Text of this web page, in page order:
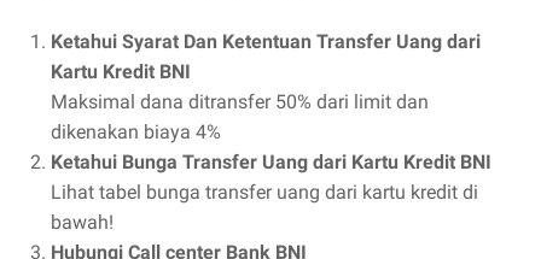
Ketahui Syarat Dan Ketentuan Transfer Uang dari
Kartu Kredit BNI
Maksimal dana ditransfer 50% dari limit dan
dikenakan biaya 4%
Ketahui Bunga Transfer Uang dari Kartu Kredit BNI
Lihat tabel bunga transfer uang dari kartu kredit di
bawah!
Hubungi Call center Bank BNI